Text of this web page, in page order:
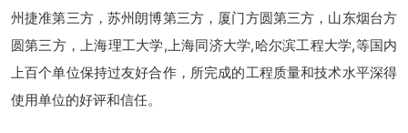
州捷准第三方，苏州朗博第三方，厦门方圆第三方，山东烟台方
圆第三方，上海理工大学,上海同济大学,哈尔滨工程大学,等国内
上百个单位保持过友好合作，所完成的工程质量和技术水平深得
使用单位的好评和信任。